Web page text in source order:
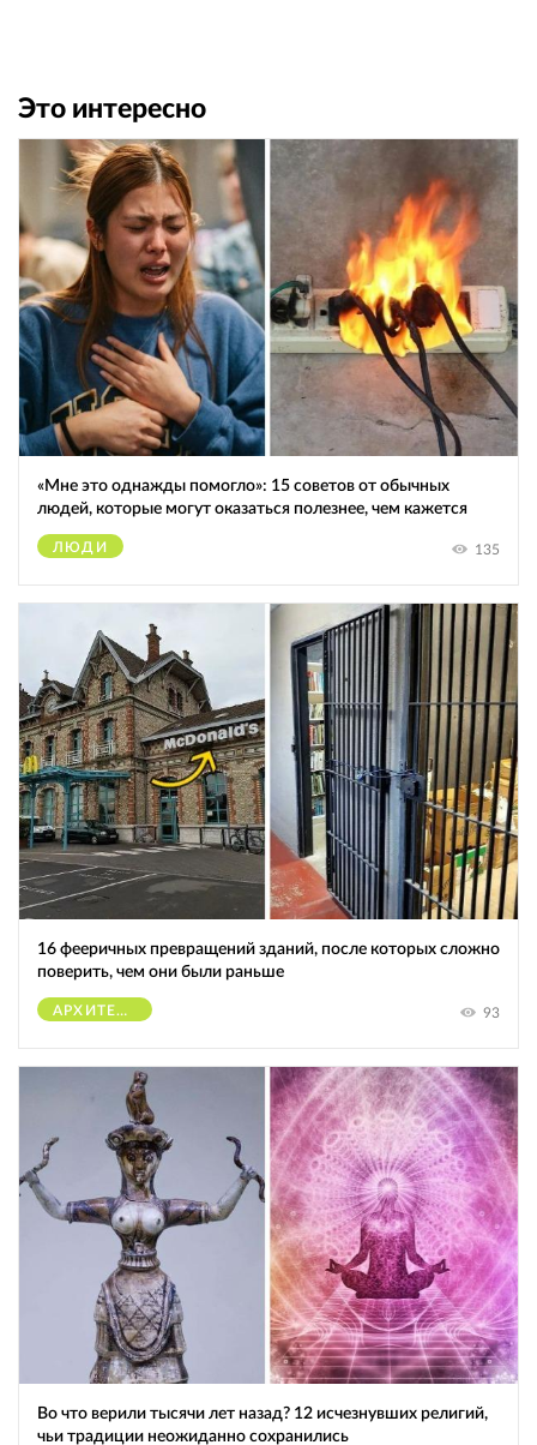
Это интересно
«Мне это однажды помогло»: 15 советов от обычных
людей, которые могут оказаться полезнее, чем кажется
ЛЮДИ 135
16 фееричных превращений зданий, после которых сложно
поверить, чем они были раньше
АРХИТЕКТУРА 93
Во что верили тысячи лет назад? 12 исчезнувших религий,
чьи традиции неожиданно сохранились